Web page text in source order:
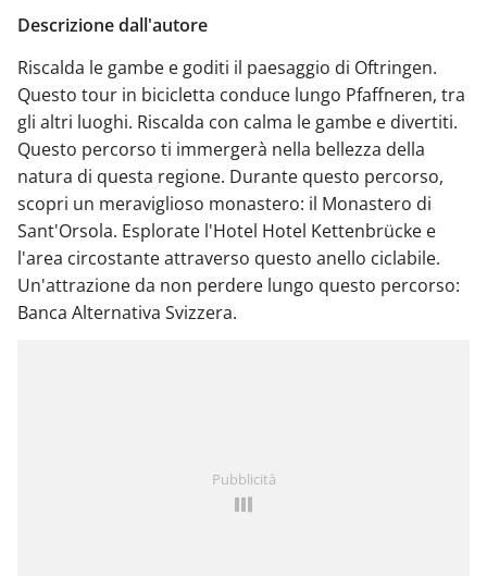
Descrizione dall'autore
Riscalda le gambe e goditi il paesaggio di Oftringen.
Questo tour in bicicletta conduce lungo Pfaffneren, tra
gli altri luoghi. Riscalda con calma le gambe e divertiti.
Questo percorso ti immergerà nella bellezza della
natura di questa regione. Durante questo percorso,
scopri un meraviglioso monastero: il Monastero di
Sant'Orsola. Esplorate l'Hotel Hotel Kettenbrücke e
l'area circostante attraverso questo anello ciclabile.
Un'attrazione da non perdere lungo questo percorso:
Banca Alternativa Svizzera.
Pubblicità